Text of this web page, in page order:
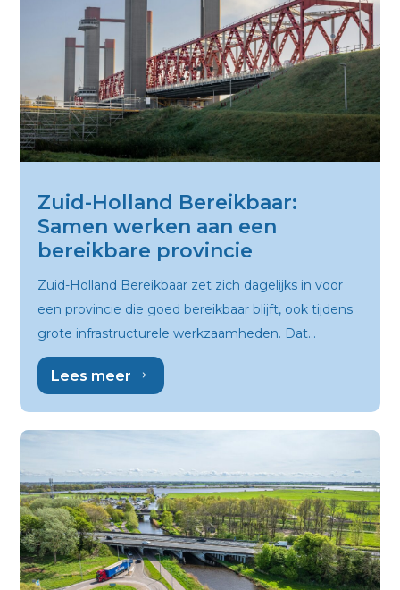
Zuid-Holland Bereikbaar:
Samen werken aan een
bereikbare provincie
Zuid-Holland Bereikbaar zet zich dagelijks in voor
een provincie die goed bereikbaar blijft, ook tijdens
grote infrastructurele werkzaamheden. Dat...
Lees meer $